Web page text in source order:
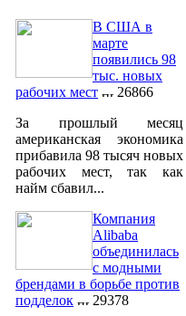
В США в
марте
появились 98
тыс. новых
рабочих мест
26866
За прошлый месяц
американская экономика
прибавила 98 тысяч новых
рабочих мест, так как
найм сбавил...
Компания
Alibaba
объединилась
с модными
брендами в борьбе против
подделок
29378